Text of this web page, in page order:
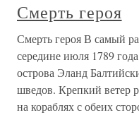
Смерть героя
Смерть героя В самый
середине июля 1789
острова Эланд
шведов. Крепкий ветер
на кораблях с обеих